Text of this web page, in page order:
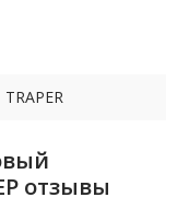
TRAPER
отзывы